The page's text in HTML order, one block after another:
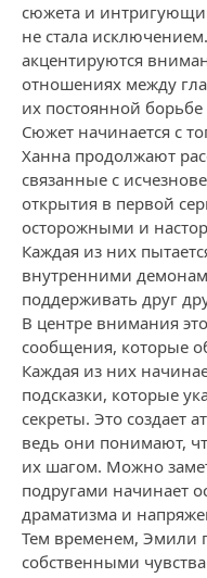
сюжета и
не стала
акцентируются
отношениях между
их постоянной
Сюжет начинается с
Ханна продолжают
связанные с
открытия в первой
осторожными и
Каждая из них
внутренними
поддерживать друг
В центре внимания
сообщения, которые
Каждая из них
подсказки, которые
секреты. Это создает
ведь они понимают,
их шагом. Можно
подругами начинает
драматизма и
Тем временем, Эмили
собственными